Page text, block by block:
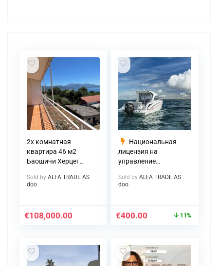
2х комнатная
квартира 46 м2
Баошичи Херцег
евро
Sold by ALFA TRADE AS
doo
€108,000.00
Национальная
лицензия на
управление
Sold by ALFA TRADE AS
doo
€400.00 11%